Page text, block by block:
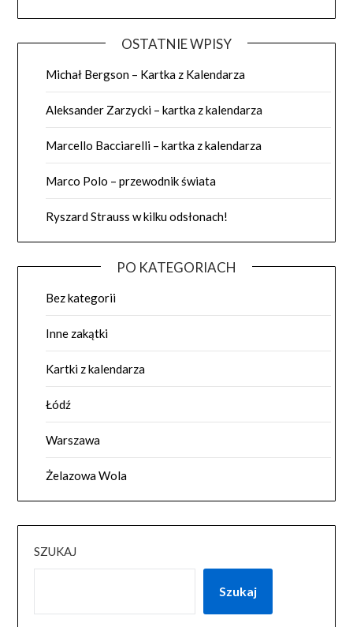
OSTATNIE WPISY
Michał Bergson – Kartka z Kalendarza
Aleksander Zarzycki – kartka z kalendarza
Marcello Bacciarelli – kartka z kalendarza
Marco Polo – przewodnik świata
Ryszard Strauss w kilku odsłonach!
PO KATEGORIACH
Bez kategorii
Inne zakątki
Kartki z kalendarza
Łódź
Warszawa
Żelazowa Wola
SZUKAJ
Szukaj